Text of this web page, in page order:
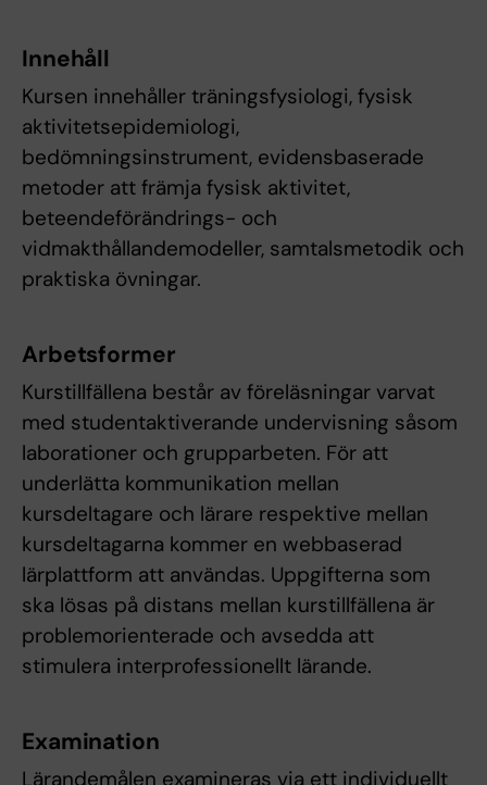
Innehåll
Kursen innehåller träningsfysiologi, fysisk
aktivitetsepidemiologi,
bedömningsinstrument, evidensbaserade
metoder att främja fysisk aktivitet,
beteendeförändrings- och
vidmakthållandemodeller, samtalsmetodik och
praktiska övningar.
Arbetsformer
Kurstillfällena består av föreläsningar varvat
med studentaktiverande undervisning såsom
laborationer och grupparbeten. För att
underlätta kommunikation mellan
kursdeltagare och lärare respektive mellan
kursdeltagarna kommer en webbaserad
lärplattform att användas. Uppgifterna som
ska lösas på distans mellan kurstillfällena är
problemorienterade och avsedda att
stimulera interprofessionellt lärande.
Examination
Lärandemålen examineras via ett individuellt